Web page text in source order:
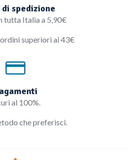
di spedizione
tutta Italia a 5,90€
superiori ai 43€
al 100%.
che preferisci.